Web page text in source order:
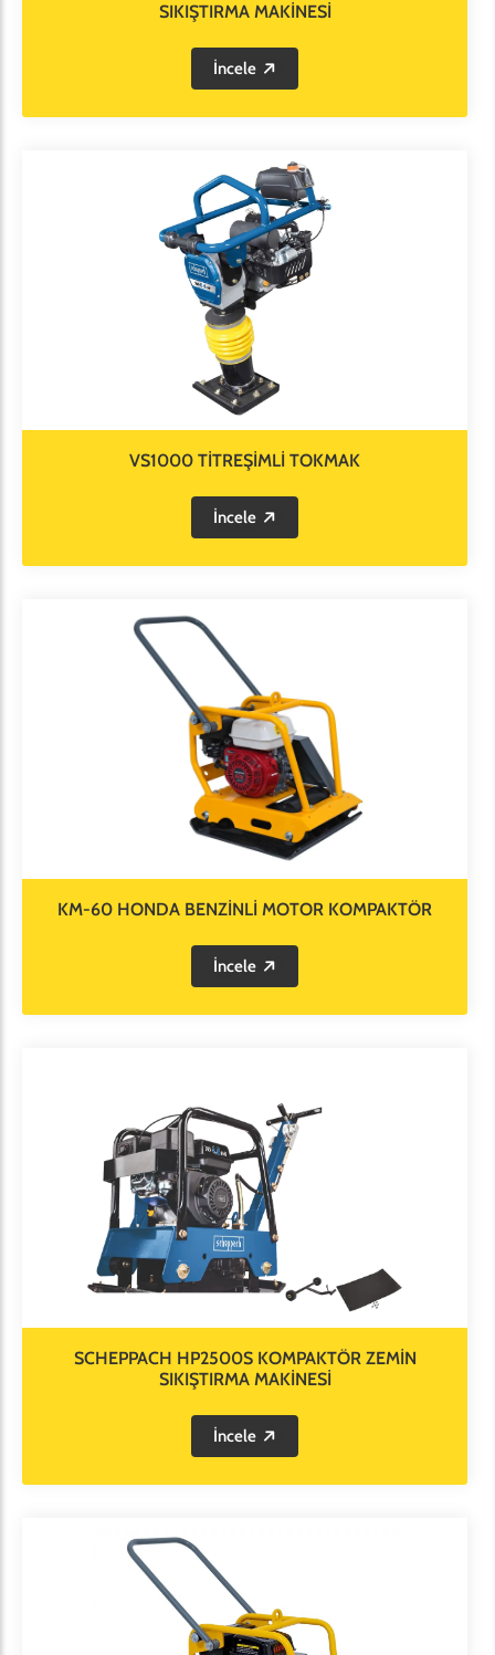
SIKIŞTIRMA MAKİNESİ
İncele
VS1000 TİTREŞİMLİ TOKMAK
İncele
KM-60 HONDA BENZİNLİ MOTOR KOMPAKTÖR
İncele
SCHEPPACH HP2500S KOMPAKTÖR ZEMİN
SIKIŞTIRMA MAKİNESİ
İncele